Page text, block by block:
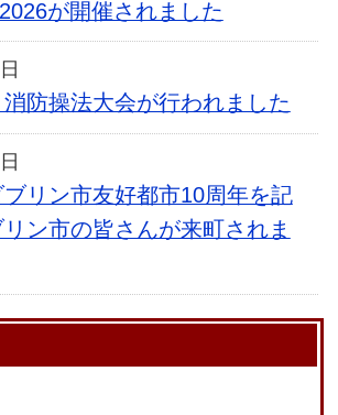
が開催されました
防操法大会が行われました
リン市友好都市10周年を記
ン市の皆さんが来町されま